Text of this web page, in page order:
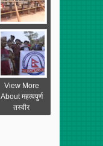
View More
About महत्वपुर्ण
तस्वीर